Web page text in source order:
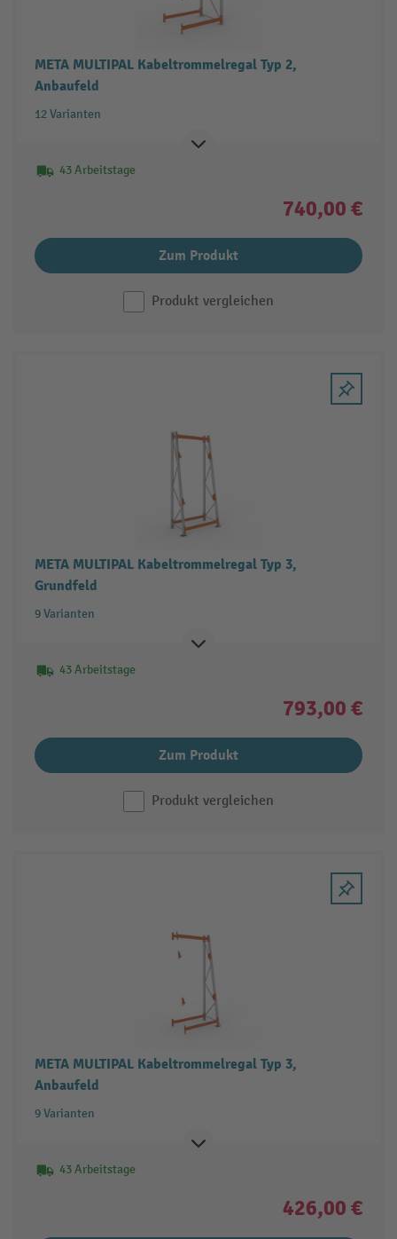
META MULTIPAL Kabeltrommelregal Typ 2,
Anbaufeld
12 Varianten
43 Arbeitstage
740,00 €
Zum Produkt
Produkt vergleichen
META MULTIPAL Kabeltrommelregal Typ 3,
Grundfeld
9 Varianten
43 Arbeitstage
793,00 €
Zum Produkt
Produkt vergleichen
META MULTIPAL Kabeltrommelregal Typ 3,
Anbaufeld
9 Varianten
43 Arbeitstage
426,00 €